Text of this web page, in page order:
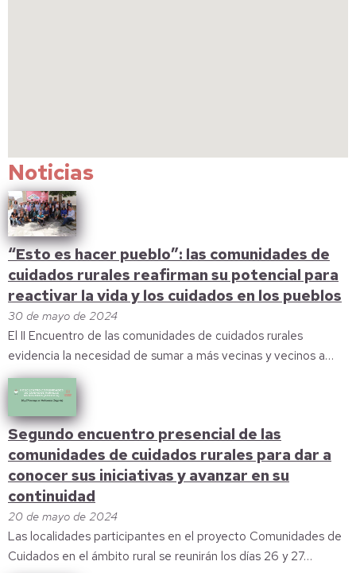
Noticias
“Esto es hacer pueblo”: las comunidades de
cuidados rurales reafirman su potencial para
reactivar la vida y los cuidados en los pueblos
30 de mayo de 2024
El II Encuentro de las comunidades de cuidados rurales
evidencia la necesidad de sumar a más vecinas y vecinos a…
Segundo encuentro presencial de las
comunidades de cuidados rurales para dar a
conocer sus iniciativas y avanzar en su
continuidad
20 de mayo de 2024
Las localidades participantes en el proyecto Comunidades de
Cuidados en el ámbito rural se reunirán los días 26 y 27…